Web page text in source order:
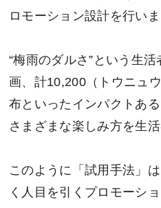
ロモーション設計を行いま
“梅雨のダルさ”という生
画、計10,200（トウニュ
布といったインパクトあ
さまざまな楽しみ方を生
このように「試用手法」
く人目を引くプロモーシ